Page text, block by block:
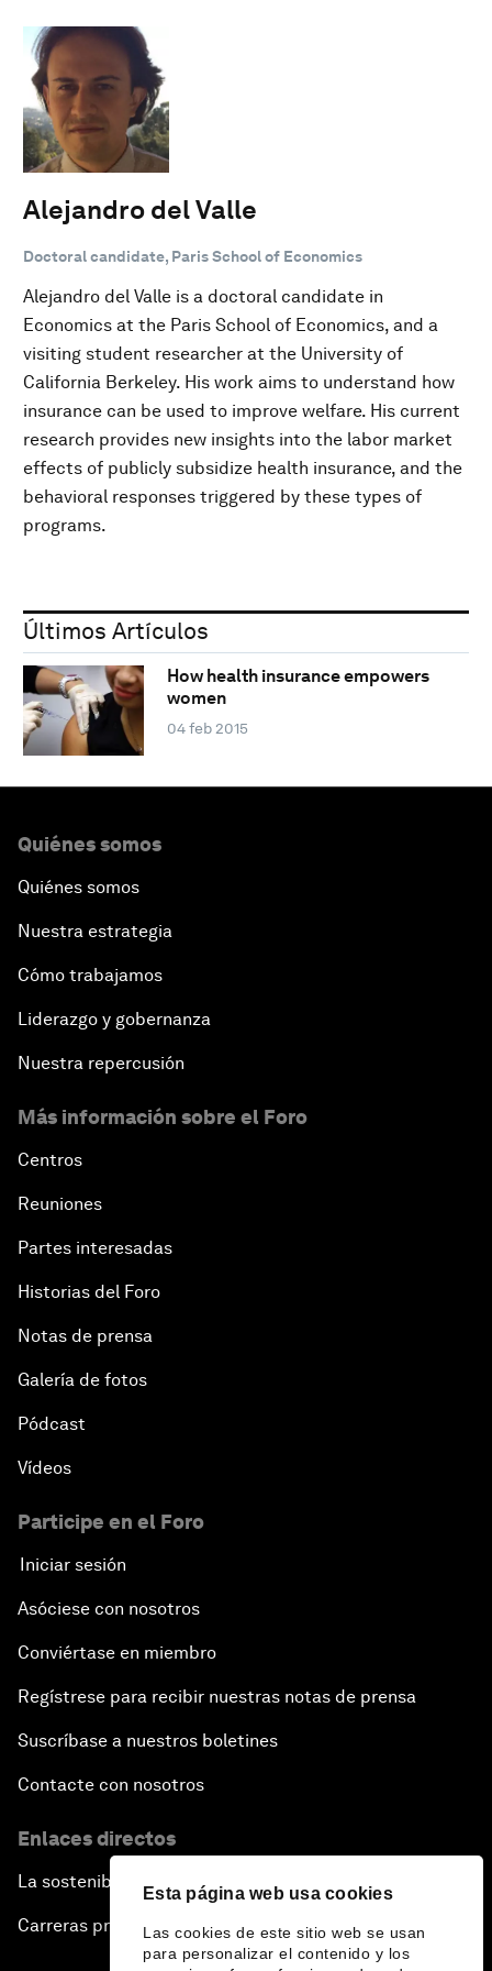
Esta página web usa cookies
Las cookies de este sitio web se usan
para personalizar el contenido y los
Alejandro del Valle
Doctoral candidate, Paris School of Economics
Alejandro del Valle is a doctoral candidate in
Economics at the Paris School of Economics, and a
visiting student researcher at the University of
California Berkeley. His work aims to understand how
insurance can be used to improve welfare. His current
research provides new insights into the labor market
effects of publicly subsidize health insurance, and the
behavioral responses triggered by these types of
programs.
Últimos Artículos
How health insurance empowers
women
04 feb 2015
Quiénes somos
Quiénes somos
Nuestra estrategia
Cómo trabajamos
Liderazgo y gobernanza
Nuestra repercusión
Más información sobre el Foro
Centros
Reuniones
Partes interesadas
Historias del Foro
Notas de prensa
Galería de fotos
Pódcast
Vídeos
Participe en el Foro
Iniciar sesión
Asóciese con nosotros
Conviértase en miembro
Regístrese para recibir nuestras notas de prensa
Suscríbase a nuestros boletines
Contacte con nosotros
Enlaces directos
La sostenibilidad en el Foro
Carreras profesionales